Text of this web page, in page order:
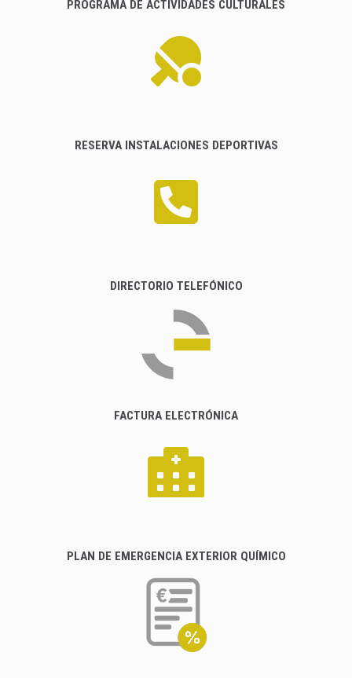
PROGRAMA DE ACTIVIDADES CULTURALES
RESERVA INSTALACIONES DEPORTIVAS
DIRECTORIO TELEFÓNICO
FACTURA ELECTRÓNICA
PLAN DE EMERGENCIA EXTERIOR QUÍMICO